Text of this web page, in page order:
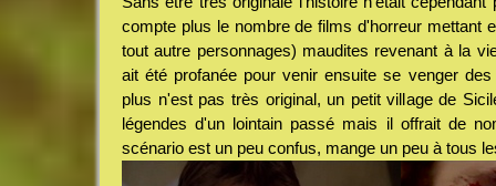
compte plus le nombre de films d'horreur mettant
tout autre personnages) maudites revenant à la
ait été profanée pour venir ensuite se venger
plus n'est pas très original, un petit village de
légendes d'un lointain passé mais il offrait de
scénario est un peu confus, mange un peu à tous